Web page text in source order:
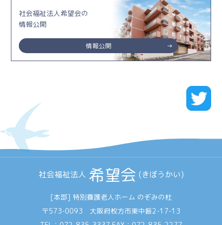
社会福祉法人希望会の
情報公開
情報公開
社会福祉法人 希望会 (きぼうかい)
[本部] 特別養護老人ホーム のぞみの杜
〒573-0093 大阪府枚方市東中振2-17-13